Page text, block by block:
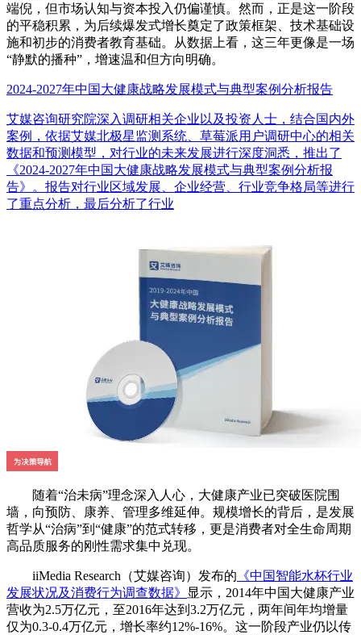
端倪，但市场认知与资本投入仍偏谨慎。然而，正是这一阶段
的平稳积累，为后续爆发式增长奠定了政策框架、技术基础设
施和初步的消费者教育基础。从数据上看，这三年更像是一场
“静默的播种”，增速温和但方向明确。
2024-2027年中国大健康战略发展模式与典型案例分析报告
艾媒咨询研究院深入调研相关企业以及投资人士，结合国内外
案例，依据艾媒北极星监测系统、草莓派用户调研中心的相关
数据和预测模型，对行业的未来发展进行深度洞悉，推出了
《2024-2027年中国大健康战略发展模式与典型案例分析报
告》。报告对行业区域发展、企业经营、行业竞争格局等进行
了重点分析，最后分析了行业
随着“治未病”理念深入人心，大健康产业已突破医院围
墙，向预防、康养、管理多维延伸。规模增长的背后，是发展
哲学从“治病”到“健康”的范式转移，更是消费者对全生命周期
高品质服务的刚性需求集中兑现。
iiMedia Research（艾媒咨询）发布的 《中国智能水杯行业
发展状况及消费行为调查数据》
显示，2014年中国大健康产业
营收为2.5万亿元，至2016年达到3.2万亿元，两年间年均增量
仅为0.3-0.4万亿元，增长率约12%-16%。这一阶段产业仍以传